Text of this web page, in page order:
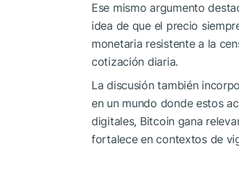
Ese mismo argumento
idea de que el precio
monetaria resistente a la
cotización diaria.
La discusión también
en un mundo donde estos
digitales, Bitcoin gana
fortalece en contextos de